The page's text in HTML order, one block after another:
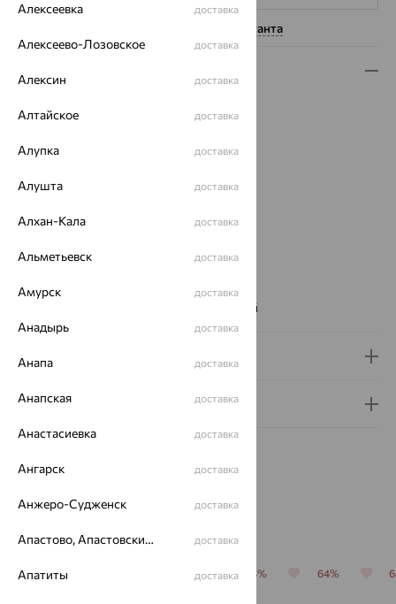
Нужна помощь консультанта
Вес:3.12 — 3.17
Металл:
Проба:585
Вставка:Фианит
Цвет вставки:
Вес металла:
Бесцветный
Доставка и оплата
Гарантия и возврат
64% 64% 64%
Алексеевка доставка
Алексеево-Лозовское доставка
Алексин доставка
Алтайское доставка
Алупка доставка
Алушта доставка
Алхан-Кала доставка
Альметьевск доставка
Амурск доставка
Анадырь доставка
Анапа доставка
Анапская доставка
Анастасиевка доставка
Ангарск доставка
Анжеро-Судженск доставка
Апастово, Апастовский район доставка
Апатиты доставка